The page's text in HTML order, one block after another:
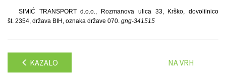
SIMIĆ TRANSPORT d.o.o., Rozmanova ulica 33, Krško, dovolilnico
št. 2354, država BIH, oznaka države 070. gng-341515
KAZALO NA VRH